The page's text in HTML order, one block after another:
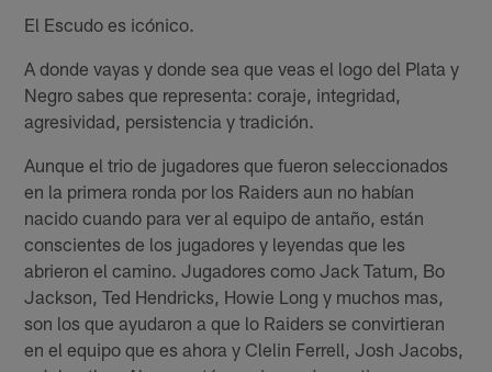
El Escudo es icónico.
A donde vayas y donde sea que veas el logo del Plata y
Negro sabes que representa: coraje, integridad,
agresividad, persistencia y tradición.
Aunque el trio de jugadores que fueron seleccionados
en la primera ronda por los Raiders aun no habían
nacido cuando para ver al equipo de antaño, están
conscientes de los jugadores y leyendas que les
abrieron el camino. Jugadores como Jack Tatum, Bo
Jackson, Ted Hendricks, Howie Long y muchos mas,
son los que ayudaron a que lo Raiders se convirtieran
en el equipo que es ahora y Clelin Ferrell, Josh Jacobs,